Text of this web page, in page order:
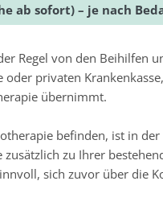
ab sofort) – je nach
Regel von den Beihilfen
privaten
übernimmt.
befinden, ist in
zu Ihrer
sich zuvor über die